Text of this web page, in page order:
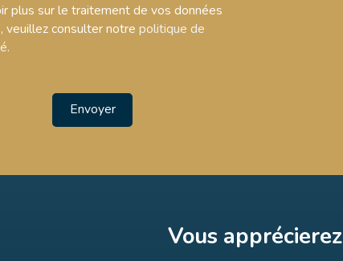
plus sur le traitement de vos données
veuillez consulter notre politique de
.
Envoyer
Vous apprécierez